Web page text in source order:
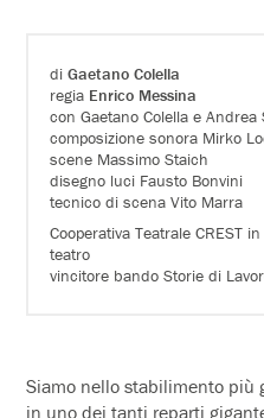
diGaetano Colella
regia Enrico Messina
con Gaetano Colella e Andrea
composizione sonora Mirko
scene Massimo Staich
disegno luci Fausto Bonvini
tecnico di scena Vito Marra
Cooperativa Teatrale CREST
teatro
vincitore bando Storie di
Siamo nello stabilimento più
in uno dei tanti reparti